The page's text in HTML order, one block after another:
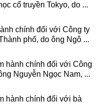
cổ truyền Tokyo, do ...
chính đối với Công ty
phố, do ông Ngô ...
hành chính đối với Công
Nguyễn Ngọc Nam, ...
hành chính đối với bà